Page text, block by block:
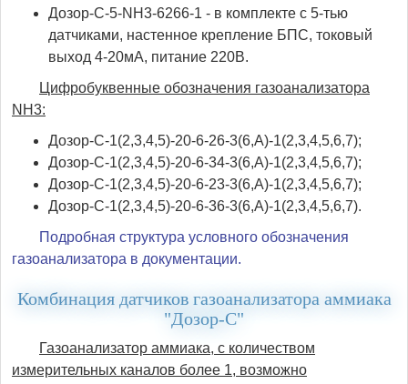
Дозор-С-5-NH3-6266-1 - в комплекте с 5-тью
датчиками, настенное крепление БПС, токовый
выход 4-20мА, питание 220В.
Цифробуквенные обозначения газоанализатора
NH3:
Дозор-С-1(2,3,4,5)-20-6-26-3(6,А)-1(2,3,4,5,6,7);
Дозор-С-1(2,3,4,5)-20-6-34-3(6,А)-1(2,3,4,5,6,7);
Дозор-С-1(2,3,4,5)-20-6-23-3(6,А)-1(2,3,4,5,6,7);
Дозор-С-1(2,3,4,5)-20-6-36-3(6,А)-1(2,3,4,5,6,7).
Подробная структура условного обозначения
газоанализатора в документации.
Комбинация датчиков газоанализатора аммиака
"Дозор-С"
Газоанализатор аммиака, с количеством
измерительных каналов более 1, возможно